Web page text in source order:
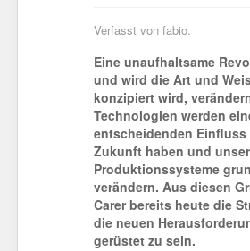
Verfasst von fabio.
Eine unaufhaltsame
und wird die Art und
konzipiert wird,
Technologien werden
entscheidenden Einfluss
Zukunft haben und
Produktionssysteme
verändern. Aus diesen
Carer bereits heute die
die neuen
gerüstet zu sein.